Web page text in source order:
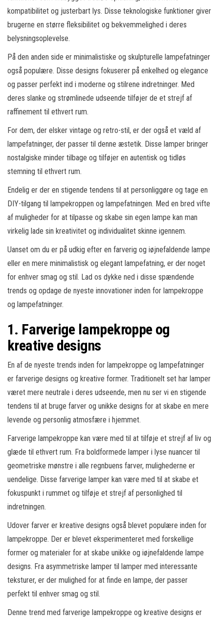
kompatibilitet og justerbart lys. Disse teknologiske funktioner giver
brugerne en større fleksibilitet og bekvemmelighed i deres
belysningsoplevelse.
På den anden side er minimalistiske og skulpturelle lampefatninger
også populære. Disse designs fokuserer på enkelhed og elegance
og passer perfekt ind i moderne og stilrene indretninger. Med
deres slanke og strømlinede udseende tilføjer de et strejf af
raffinement til ethvert rum.
For dem, der elsker vintage og retro-stil, er der også et væld af
lampefatninger, der passer til denne æstetik. Disse lamper bringer
nostalgiske minder tilbage og tilføjer en autentisk og tidløs
stemning til ethvert rum.
Endelig er der en stigende tendens til at personliggøre og tage en
DIY-tilgang til lampekroppen og lampefatningen. Med en bred vifte
af muligheder for at tilpasse og skabe sin egen lampe kan man
virkelig lade sin kreativitet og individualitet skinne igennem.
Uanset om du er på udkig efter en farverig og iøjnefaldende lampe
eller en mere minimalistisk og elegant lampefatning, er der noget
for enhver smag og stil. Lad os dykke ned i disse spændende
trends og opdage de nyeste innovationer inden for lampekroppe
og lampefatninger.
1. Farverige lampekroppe og
kreative designs
En af de nyeste trends inden for lampekroppe og lampefatninger
er farverige designs og kreative former. Traditionelt set har lamper
været mere neutrale i deres udseende, men nu ser vi en stigende
tendens til at bruge farver og unikke designs for at skabe en mere
levende og personlig atmosfære i hjemmet.
Farverige lampekroppe kan være med til at tilføje et strejf af liv og
glæde til ethvert rum. Fra boldformede lamper i lyse nuancer til
geometriske mønstre i alle regnbuens farver, mulighederne er
uendelige. Disse farverige lamper kan være med til at skabe et
fokuspunkt i rummet og tilføje et strejf af personlighed til
indretningen.
Udover farver er kreative designs også blevet populære inden for
lampekroppe. Der er blevet eksperimenteret med forskellige
former og materialer for at skabe unikke og iøjnefaldende lampe
designs. Fra asymmetriske lamper til lamper med interessante
teksturer, er der mulighed for at finde en lampe, der passer
perfekt til enhver smag og stil.
Denne trend med farverige lampekroppe og kreative designs er